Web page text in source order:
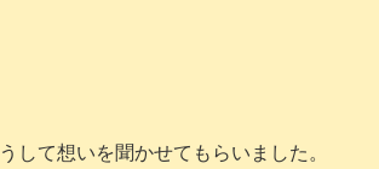
て想いを聞かせてもらいました。